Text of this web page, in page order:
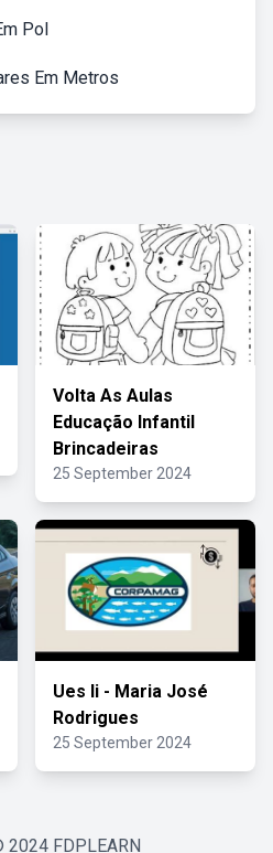
Pol
Em Metros
Volta As Aulas
Educação Infantil
Brincadeiras
25 September 2024
Ues Ii - Maria José
Rodrigues
25 September 2024
2024 FDPLEARN